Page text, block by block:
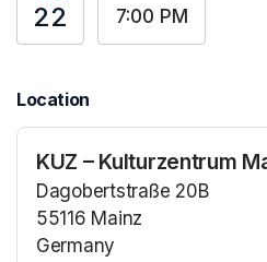
22 7:00 PM
Location
KUZ – Kulturzentrum
Dagobertstraße 20B
55116 Mainz
Germany